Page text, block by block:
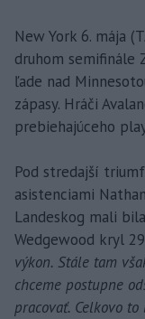
New York 6. mája
druhom semifinále
ľade nad
zápasy. Hráči
prebiehajúceho
Pod stredajší
asistenciami
Landeskog mali
Wedgewood kryl
výkon. Stále tam
chceme postupne
pracovať. Celkovo